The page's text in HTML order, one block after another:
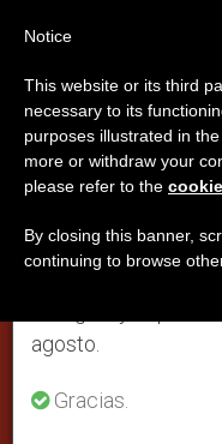
Bolivia: El
coadjutor de
monseñor
Últimos
Aviso
Del 27 de julio al
anual,
se generan menos
agosto.
Gracias.
Notice
This website or its third
necessary to its
purposes illustrated in
more or withdraw your
please refer to the
By closing this banner,
continuing to browse